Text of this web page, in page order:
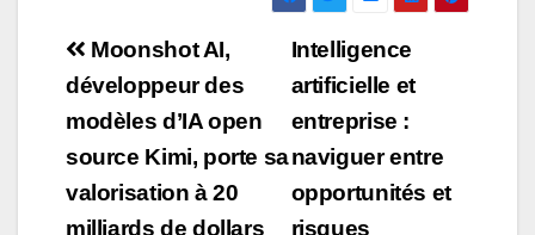
Navigation
de
l’article
Intelligence
artificielle et
entreprise :
naviguer entre
opportunités et
risques
Moonshot AI,
développeur des
modèles d’IA open
source Kimi, porte sa
valorisation à 20
milliards de dollars